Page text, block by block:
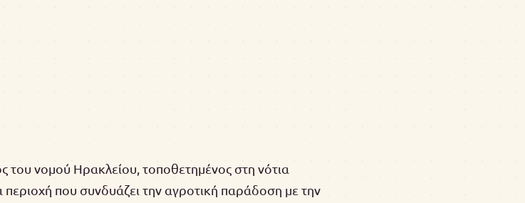
του νομού Ηρακλείου, τοποθετημένος στη νότια
που συνδυάζει την αγροτική παράδοση με την